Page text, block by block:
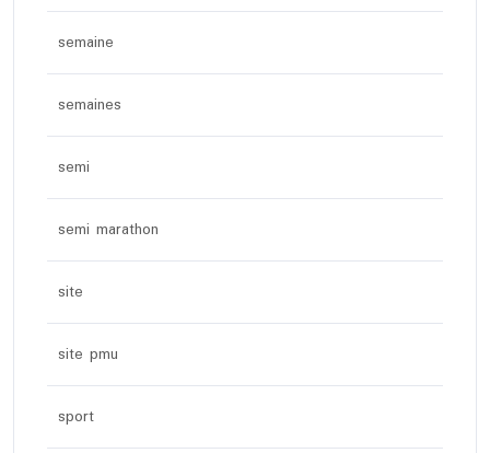
semaine
semaines
semi
semi marathon
site
site pmu
sport